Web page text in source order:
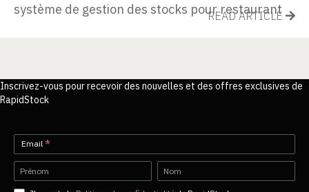
système de gestion des stocks pour restaurant
READ ARTICLE
Inscrivez-vous pour recevoir des nouvelles et des offres exclusives de
RapidStock
Newsletter-
FR
Email *
Name Name